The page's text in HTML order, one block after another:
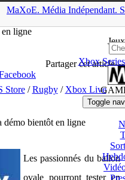
MaXoE. Média Indépendant.
Jeux
Xbox
Toggle
en ligne
Partager cet article
Store/Rugby/ Xbox Live
bientôt en ligne
Les passionnés du ballon
ovale pourront tester en